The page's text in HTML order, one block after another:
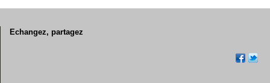
Echangez, partagez